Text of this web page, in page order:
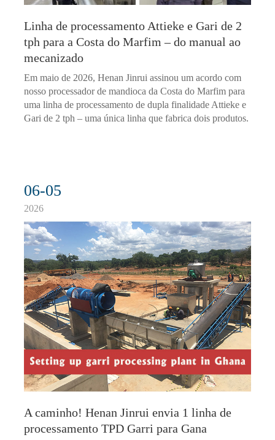
Linha de processamento Attieke e Gari de 2
tph para a Costa do Marfim – do manual ao
mecanizado
Em maio de 2026, Henan Jinrui assinou um acordo com
nosso processador de mandioca da Costa do Marfim para
uma linha de processamento de dupla finalidade Attieke e
Gari de 2 tph – uma única linha que fabrica dois produtos.
06-05
2026
A caminho! Henan Jinrui envia 1 linha de
processamento TPD Garri para Gana